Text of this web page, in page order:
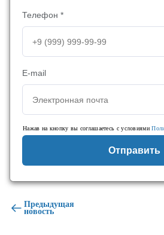
Телефон *
E-mail
Нажав на кнопку вы соглашаетесь с условиями
Отправить
Предыдущая
новость